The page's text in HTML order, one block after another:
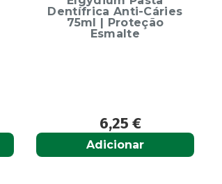
Dentífrica Anti-Cáries
75ml | Proteção
Esmalte
6,25 €
Adicionar